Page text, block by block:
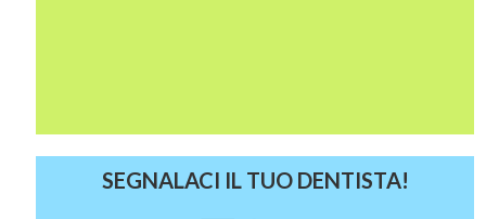
SEGNALACI IL TUO DENTISTA!